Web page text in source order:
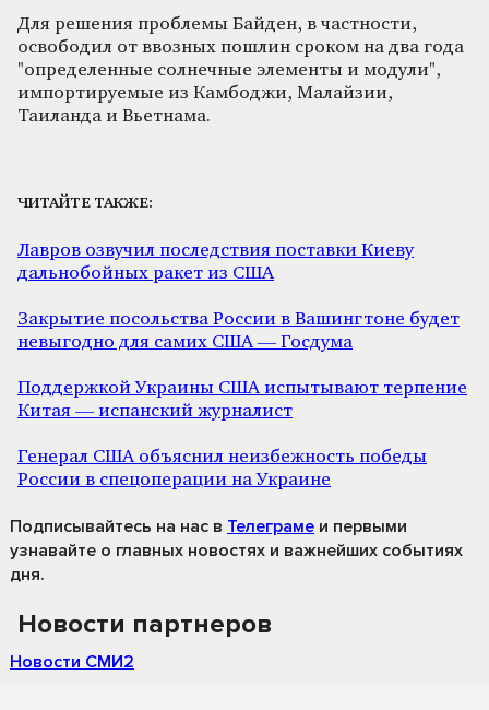
Для решения проблемы Байден, в частности,
освободил от ввозных пошлин сроком на два года
"определенные солнечные элементы и модули",
импортируемые из Камбоджи, Малайзии,
Таиланда и Вьетнама.
ЧИТАЙТЕ ТАКЖЕ:
Лавров озвучил последствия поставки Киеву
дальнобойных ракет из США
Закрытие посольства России в Вашингтоне будет
невыгодно для самих США — Госдума
Поддержкой Украины США испытывают терпение
Китая — испанский журналист
Генерал США объяснил неизбежность победы
России в спецоперации на Украине
Подписывайтесь на нас в Телеграме и первыми
узнавайте о главных новостях и важнейших событиях
дня.
Новости партнеров
Новости СМИ2